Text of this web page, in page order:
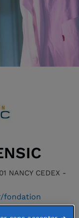
NANCY CEDEX -
fondation